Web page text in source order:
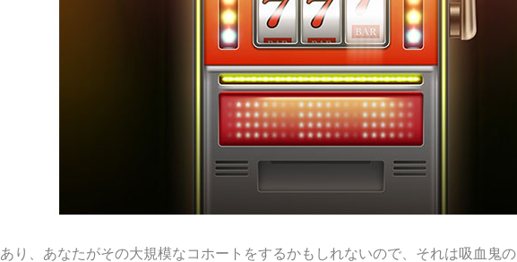
り、あなたがその大規模なコホートをするかもしれないので、それは吸血鬼